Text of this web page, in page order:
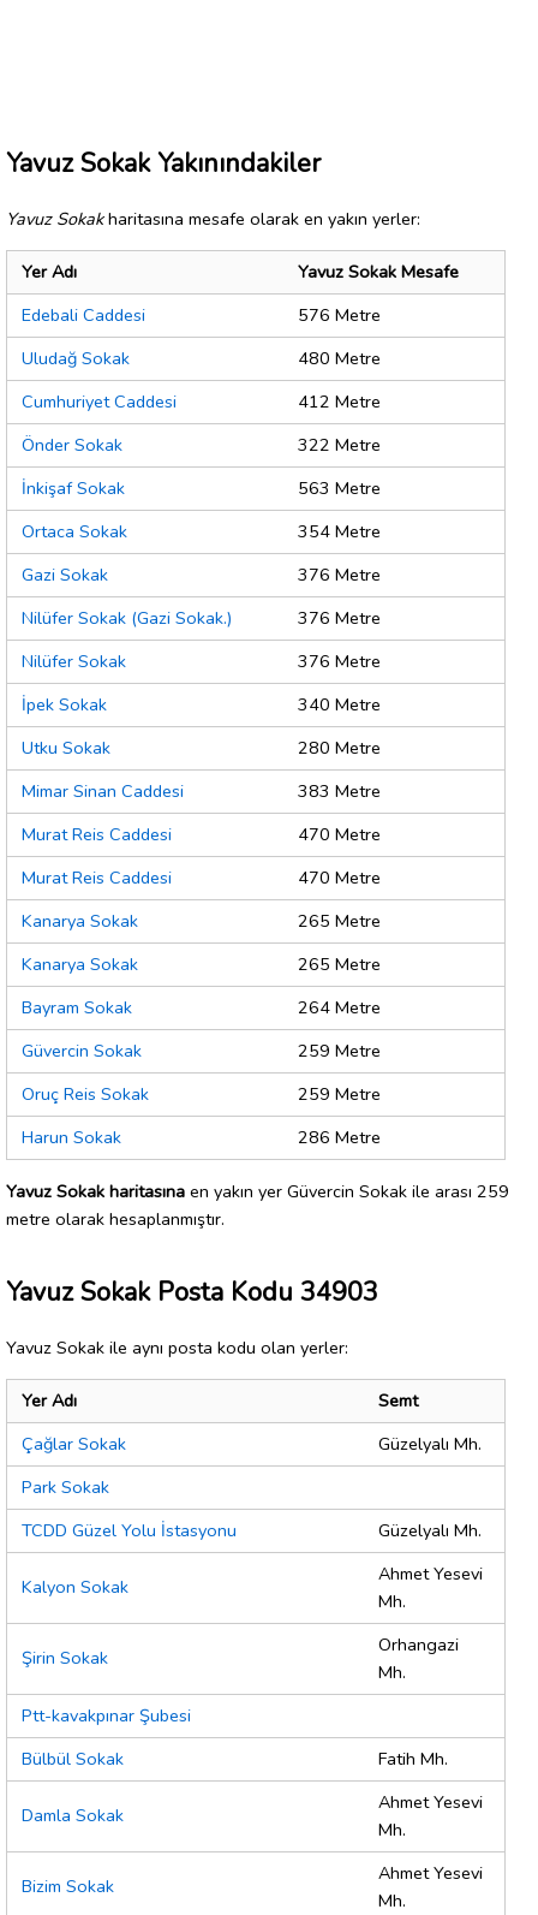
Yavuz Sokak Yakınındakiler
Yavuz Sokakharitasına mesafe olarak en yakın yerler:
Yer Adı
Yavuz Sokak Mesafe
Edebali Caddesi
576 Metre
Uludağ Sokak
480 Metre
Cumhuriyet Caddesi
412 Metre
Önder Sokak
322 Metre
İnkişaf Sokak
563 Metre
Ortaca Sokak
354 Metre
Gazi Sokak
376 Metre
Nilüfer Sokak (Gazi Sokak.)
376 Metre
Nilüfer Sokak
376 Metre
İpek Sokak
340 Metre
Utku Sokak
280 Metre
Mimar Sinan Caddesi
383 Metre
Murat Reis Caddesi
470 Metre
Murat Reis Caddesi
470 Metre
Kanarya Sokak
265 Metre
Kanarya Sokak
265 Metre
Bayram Sokak
264 Metre
Güvercin Sokak
259 Metre
Oruç Reis Sokak
259 Metre
Harun Sokak
286 Metre
Yavuz Sokak haritasına en yakın yer Güvercin Sokak ile arası 259
metre olarak hesaplanmıştır.
Yavuz Sokak Posta Kodu 34903
Yavuz Sokak ile aynı posta kodu olan yerler:
Yer Adı
Semt
Çağlar Sokak
Güzelyalı Mh.
Park Sokak
TCDD Güzel Yolu İstasyonu
Güzelyalı Mh.
Kalyon Sokak
Ahmet Yesevi
Mh.
Şirin Sokak
Orhangazi
Mh.
Ptt-kavakpınar Şubesi
Bülbül Sokak
Fatih Mh.
Damla Sokak
Ahmet Yesevi
Mh.
Bizim Sokak
Ahmet Yesevi
Mh.